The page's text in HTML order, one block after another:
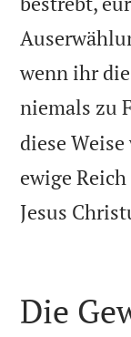
wenn ihr
niemals zu
diese
ewige
Jesus
Die